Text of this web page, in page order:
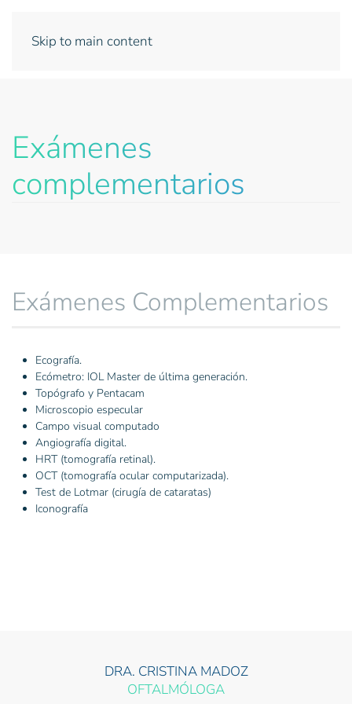
Skip to main content
Exámenes
complementarios
Exámenes Complementarios
Ecografía.
Ecómetro: IOL Master de última generación.
Topógrafo y Pentacam
Microscopio especular
Campo visual computado
Angiografía digital.
HRT (tomografía retinal).
OCT (tomografía ocular computarizada).
Test de Lotmar (cirugía de cataratas)
Iconografía
DRA. CRISTINA MADOZ
OFTALMÓLOGA